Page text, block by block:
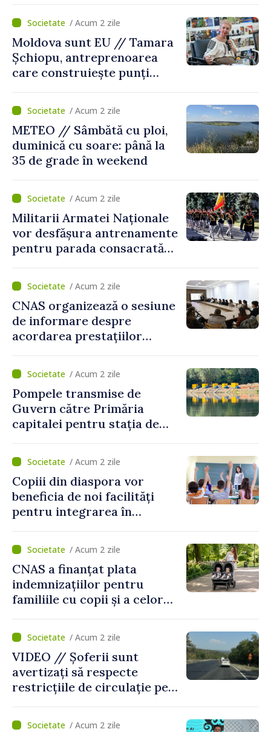
normale
/ Acum 2 zile
Moldova sunt EU // Tamara
Șchiopu, antreprenoarea
care construiește punți
Republica Moldova
/ Acum 2 zile
METEO // Sâmbătă cu ploi,
duminică cu soare: până la
35 de grade în weekend
/ Acum 2 zile
Militarii Armatei Naționale
vor desfășura antrenamente
pentru parada consacrată
/ Acum 2 zile
CNAS organizează o sesiune
de informare despre
acordarea prestațiilor
electronice. Cetățenii,
invitați să se înscrie la
eveniment
/ Acum 2 zile
Pompele transmise de
Guvern către Primăria
capitalei pentru stația de
lui Vodă au fost instalate și
puse în funcțiune
/ Acum 2 zile
Copiii din diaspora vor
beneficia de noi facilități
pentru integrarea în
Republica Moldova
/ Acum 2 zile
CNAS a finanțat plata
indemnizațiilor pentru
familiile cu copii și a celor
temporară de muncă
/ Acum 2 zile
VIDEO // Șoferii sunt
avertizați să respecte
restricțiile de circulație pe
desfășoară lucrări de
/ Acum 2 zile